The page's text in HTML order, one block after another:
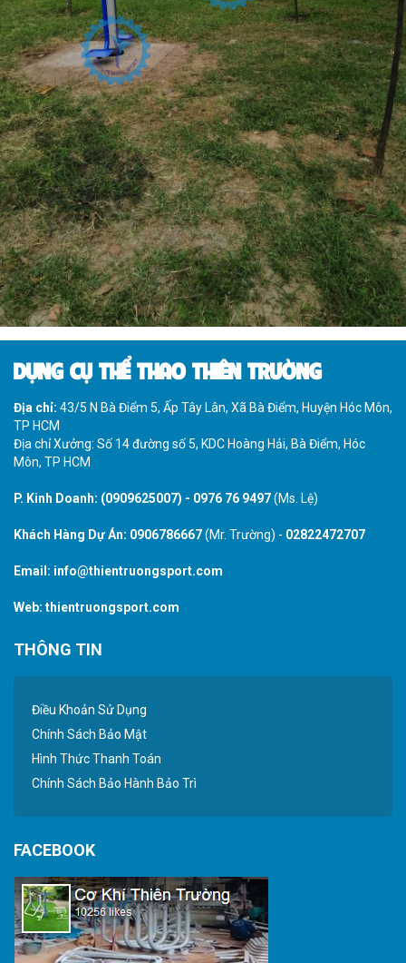
DỤNG CỤ THỂ THAO THIÊN TRƯỜNG
Địa chỉ: 43/5 N Bà Điểm 5, Ấp Tây Lân, Xã Bà Điểm, Huyện Hóc Môn,
TP HCM
Địa chỉ Xưởng: Số 14 đường số 5, KDC Hoàng Hải, Bà Điểm, Hóc
Môn, TP HCM
P. Kinh Doanh: (0909625007) - 0976 76 9497(Ms. Lệ)
Khách Hàng Dự Án: 0906786667(Mr. Trường) - 02822472707
Email: info@thientruongsport.com
Web: thientruongsport.com
THÔNG TIN
Điều Khoản Sử Dụng
Chính Sách Bảo Mật
Hình Thức Thanh Toán
Chính Sách Bảo Hành Bảo Trì
FACEBOOK